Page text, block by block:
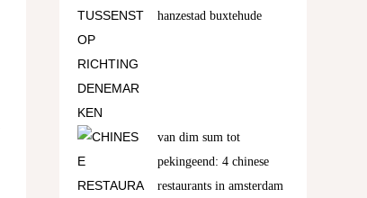
hanzestad buxtehude
van dim sum tot
pekingeend: 4 chinese
restaurants in amsterdam